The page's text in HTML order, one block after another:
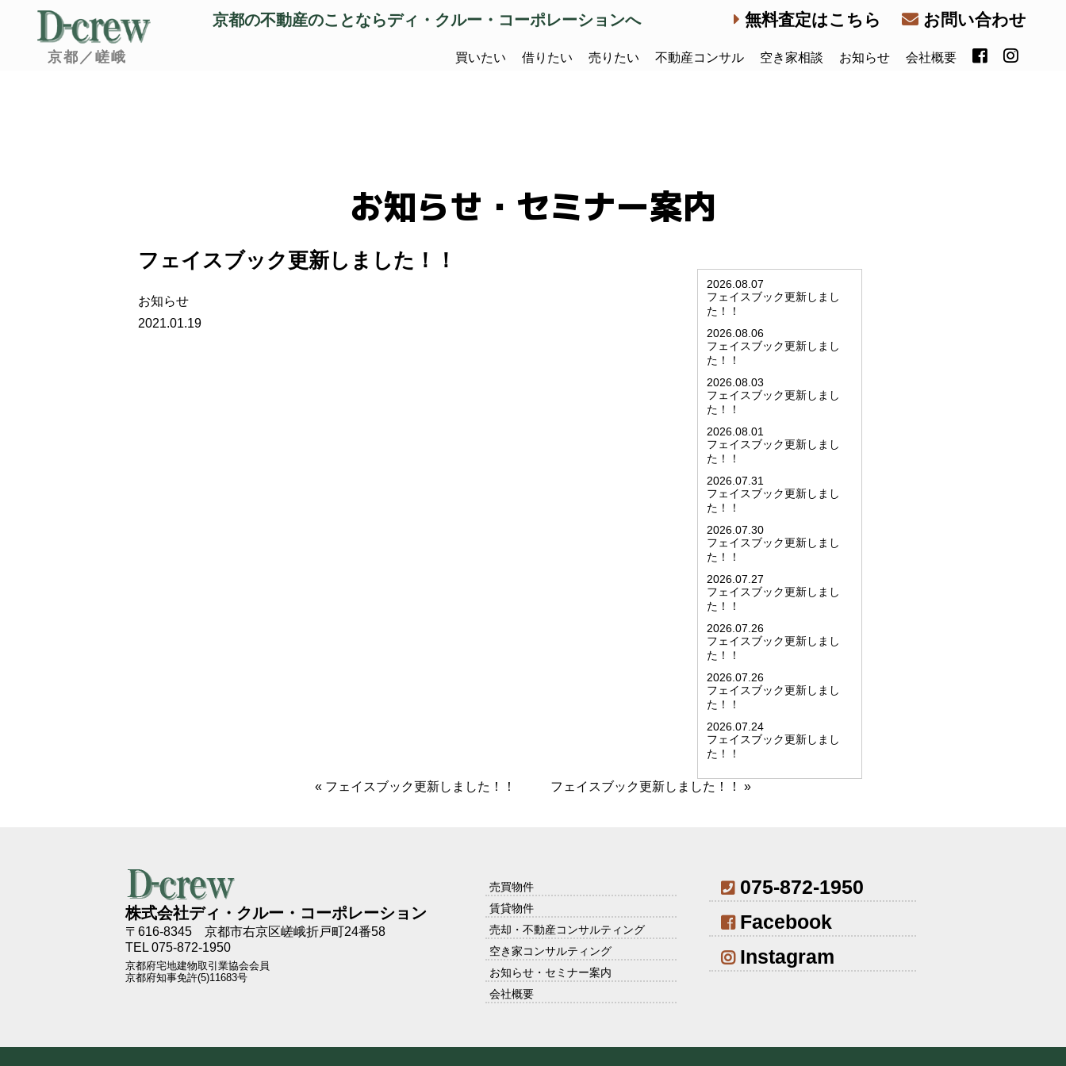
京都の不動産のことならディ・クルー・コーポレーションへ 無料査定はこちら お問い合わせ
京都／嵯峨 買いたい 借りたい 売りたい 不動産コンサル 空き家相談 お知らせ 会社概要
お知らせ・セミナー案内
フェイスブック更新しました！！
お知らせ
2021.01.19
2026.08.07
フェイスブック更新しまし
た！！
2026.08.06
フェイスブック更新しまし
た！！
2026.08.03
フェイスブック更新しまし
た！！
2026.08.01
フェイスブック更新しまし
た！！
2026.07.31
フェイスブック更新しまし
た！！
2026.07.30
フェイスブック更新しまし
た！！
2026.07.27
フェイスブック更新しまし
た！！
2026.07.26
フェイスブック更新しまし
た！！
2026.07.26
フェイスブック更新しまし
た！！
2026.07.24
フェイスブック更新しまし
た！！
« フェイスブック更新しました！！ フェイスブック更新しました！！ »
株式会社ディ・クルー・コーポレーション
〒616-8345京都市右京区嵯峨折戸町24番58
TEL 075-872-1950
京都府宅地建物取引業協会会員
京都府知事免許(5)11683号
売買物件
賃貸物件
売却・不動産コンサルティング
空き家コンサルティング
お知らせ・セミナー案内
会社概要
075-872-1950
Facebook
Instagram